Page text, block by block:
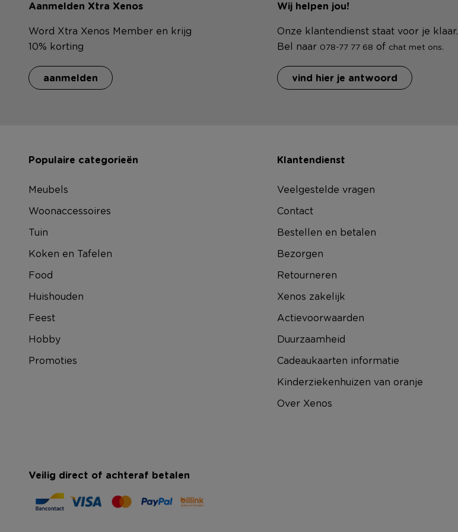
Aanmelden Xtra Xenos
Word Xtra Xenos Member en krijg
10% korting
aanmelden
Wij helpen jou!
Onze klantendienst staat voor je klaar.
Bel naar 078-77 77 68 of chat met ons.
vind hier je antwoord
Populaire categorieën
Meubels
Woonaccessoires
Tuin
Koken en Tafelen
Food
Huishouden
Feest
Hobby
Promoties
Klantendienst
Veelgestelde vragen
Contact
Bestellen en betalen
Bezorgen
Retourneren
Xenos zakelijk
Actievoorwaarden
Duurzaamheid
Cadeaukaarten informatie
Kinderziekenhuizen van oranje
Over Xenos
Veilig direct of achteraf betalen